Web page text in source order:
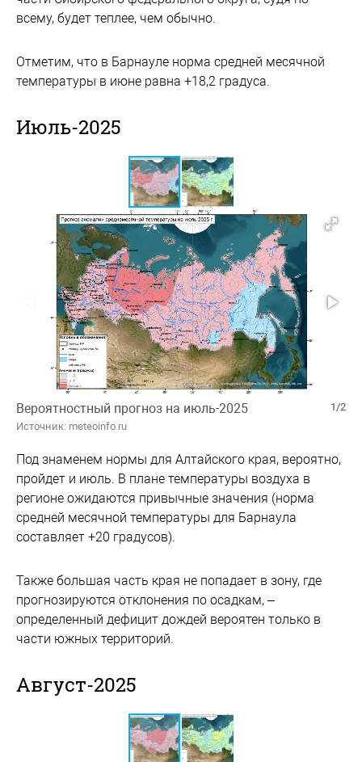
всему, будет теплее, чем обычно.
Отметим, что в Барнауле норма средней месячной
температуры в июне равна +18,2 градуса.
Июль-2025
1/2
Вероятностный прогноз на июль-2025
Источник: meteoinfo.ru
Под знаменем нормы для Алтайского края, вероятно,
пройдет и июль. В плане температуры воздуха в
регионе ожидаются привычные значения (норма
средней месячной температуры для Барнаула
составляет +20 градусов).
Также большая часть края не попадает в зону, где
прогнозируются отклонения по осадкам, –
определенный дефицит дождей вероятен только в
части южных территорий.
Август-2025